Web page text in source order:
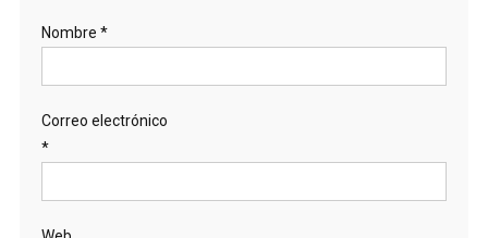
Nombre *
Correo electrónico
*